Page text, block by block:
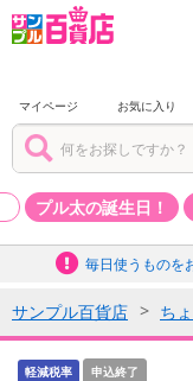
マイページ お気に入り
プル太の誕生日！
毎日使うもの
サンプル百貨店 ち
軽減税率 申込終了